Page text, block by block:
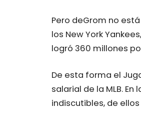
Pero deGrom no
los New York Yankees,
logró 360 millones
De esta forma el
salarial de la MLB.
indiscutibles, de